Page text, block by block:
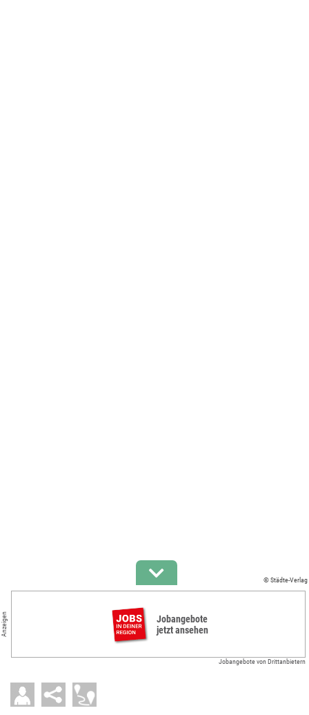
© Städte-Verlag
Anzeigen
Jobangebote
jetzt ansehen
Jobangebote von Drittanbietern